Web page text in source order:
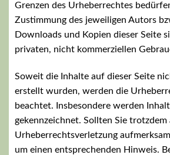
Grenzen des Urheberrechtes
Zustimmung des jeweiligen Autors
Downloads und Kopien dieser Seite
privaten, nicht kommerziellen
Soweit die Inhalte auf dieser Seite
erstellt wurden, werden die
beachtet. Insbesondere werden
gekennzeichnet. Sollten Sie trotzdem
Urheberrechtsverletzung
um einen entsprechenden Hinweis.